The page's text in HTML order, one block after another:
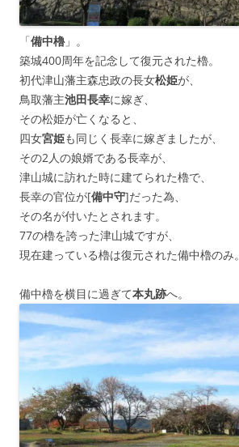
「備中櫓」。
築城400周年を記念して復元された櫓。
初代津山藩主森忠政の長女松姫が、
鳥取藩主池田長幸に嫁ぎ、
その松姫が亡くなると、
四女宮姫も同じく長幸に嫁ぎましたが、
その2人の娘婿である長幸が、
津山城に訪れた時に建てられた櫓で、
長幸の官位が[備中守]だった為、
その名が付いたとされます。
77の櫓を誇った津山城ですが、
現在建っている櫓は復元された備中櫓のみ。
備中櫓を横目に過ぎて本丸跡へ。